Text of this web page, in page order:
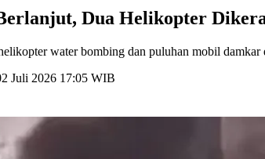
Dua Helikopter
water bombing dan puluhan mobil
Juli 2026 17:05 WIB